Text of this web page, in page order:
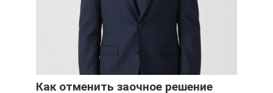
Как отменить заочное решение